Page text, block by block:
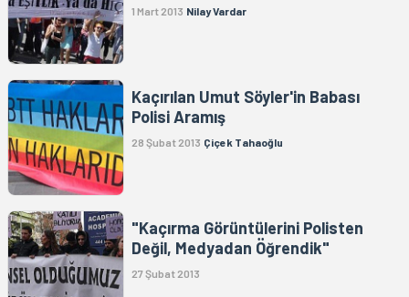
1 Mart 2013 Nilay Vardar
Kaçırılan Umut Söyler'in Babası
Polisi Aramış
28 Şubat 2013 Çiçek Tahaoğlu
"Kaçırma Görüntülerini Polisten
Değil, Medyadan Öğrendik"
27 Şubat 2013